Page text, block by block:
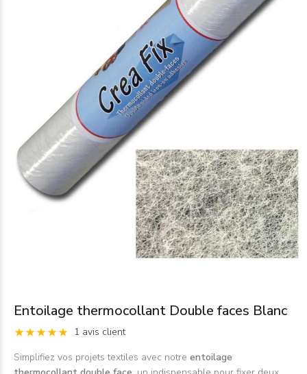
Entoilage thermocollant Double faces Blanc
1 avis client
Simplifiez vos projets textiles avec notre entoilage